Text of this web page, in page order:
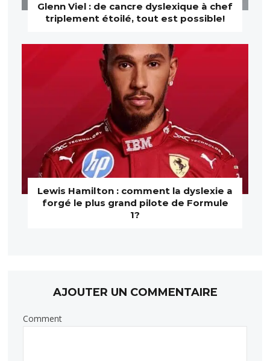
Glenn Viel : de cancre dyslexique à chef
triplement étoilé, tout est possible!
Lewis Hamilton : comment la dyslexie a
forgé le plus grand pilote de Formule
1?
AJOUTER UN COMMENTAIRE
Comment